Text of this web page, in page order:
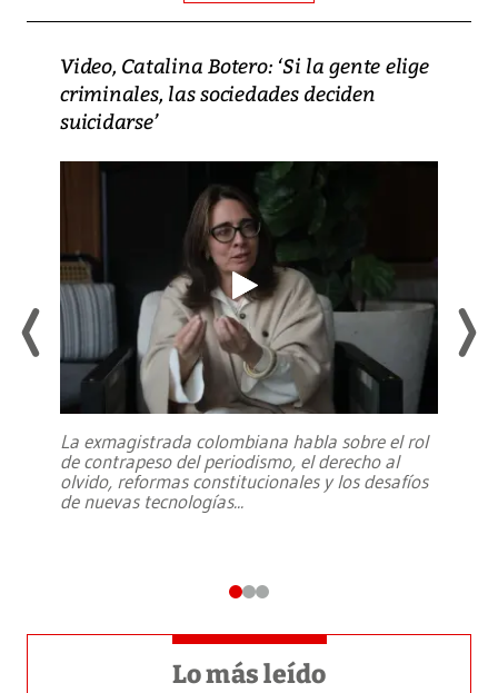
Video, Catalina Botero: ‘Si la gente elige
criminales, las sociedades deciden
suicidarse’
La exmagistrada colombiana habla sobre el rol
de contrapeso del periodismo, el derecho al
olvido, reformas constitucionales y los desafíos
de nuevas tecnologías...
Lo más leído